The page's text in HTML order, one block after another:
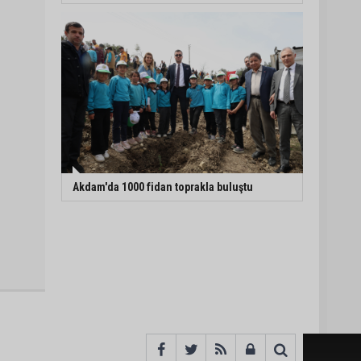
Akdam'da 1000 fidan toprakla buluştu